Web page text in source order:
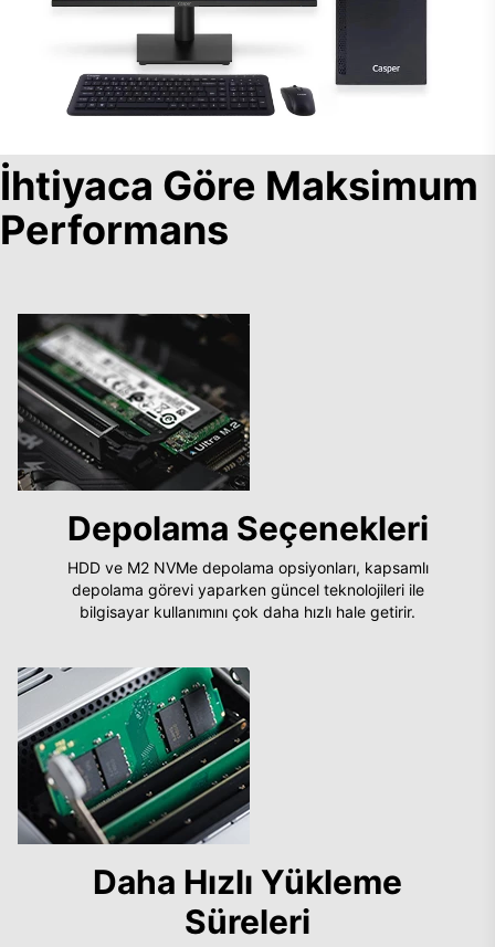
İhtiyaca Göre Maksimum
Performans
Depolama Seçenekleri
HDD ve M2 NVMe depolama opsiyonları, kapsamlı
depolama görevi yaparken güncel teknolojileri ile
bilgisayar kullanımını çok daha hızlı hale getirir.
Daha Hızlı Yükleme
Süreleri